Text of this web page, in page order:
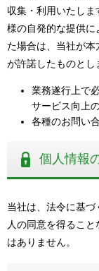
収集・利用いたし
様の自発的な提供
た場合は、当社が
が許諾したものとし
業務遂行上で
サービス向上
各種のお問い
個人情報
当社は、法令に基
人の同意を得るこ
はありません。